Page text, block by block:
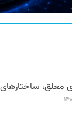
معلق،